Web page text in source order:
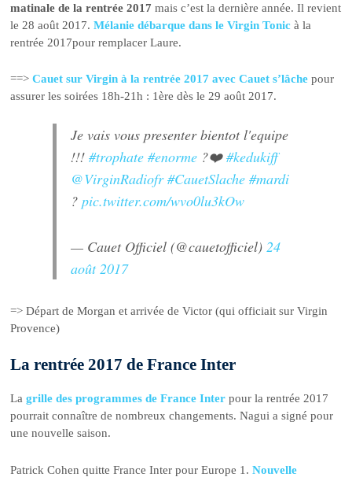
matinale de la rentrée 2017 mais c’est la dernière année. Il revient
le 28 août 2017.Mélanie débarque dans le Virgin Tonic à la
rentrée 2017pour remplacer Laure.
==>Cauet sur Virgin à la rentrée 2017 avec Cauet s’lâchepour
assurer les soirées 18h-21h : 1ère dès le 29 août 2017.
Je vais vous presenter bientot l'equipe
!!!#trophate #enorme ?❤️#kedukiff
@VirginRadiofr #CauetSlache #mardi
?pic.twitter.com/wvo0lu3kOw
— Cauet Officiel (@cauetofficiel) 24
août 2017
=> Départ de Morgan et arrivée de Victor (qui officiait sur Virgin
Provence)
La rentrée 2017 de France Inter
Lagrille des programmes de France Inter pour la rentrée 2017
pourrait connaître de nombreux changements. Nagui a signé pour
une nouvelle saison.
Patrick Cohen quitte France Inter pour Europe 1.Nouvelle